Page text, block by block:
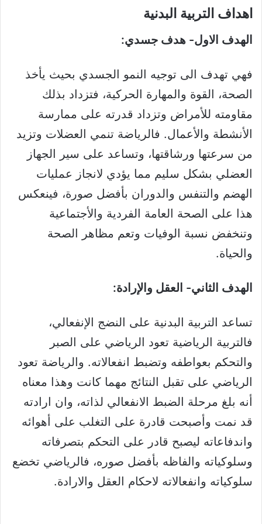
اهداف التربية البدنية​
الهدف الاول- هدف جسدي:
فهي تهدف الى توجيه النمو الجسدي بحيث يأخذ
الصحة، القوة والمهارة الحركية، فتزداد بذلك
مقاومته للأمراض وتزداد قدرته على ممارسة
الأنشطة والأعمال. فالرياضة تنمي العضلات وتزيد
من سرعتها ورشاقتها، وتساعد على سير الجهاز
العضلي بشكل سليم مما يؤدي لانجاز عمليات
الهضم والتنفس والدوران بأفضل صورة، فينعكس
هذا على الصحة العامة الفردية والأجتماعية
وتنخفض نسبة الوفيات وتعم مظاهر الصحة
والحياة.
الهدف الثاني- العقل والإرادة:
تساعد التربية البدنية على النضج الإنفعالي،
فالتربية الرياضية تعود الرياضي على الصبر
والتحكم بعواطفه وتضبط انفعالاته. والرياضة تعود
الرياضي على تقبل النتائج مهما كانت وهذا معناه
أنه بلغ مرحلة الضبط الانفعالي لذاته، وان ارادته
قد نمت وأصبحت قادرة على التغلب على أهوائه
واندفاعاته ليصبح قادر على التحكم بتصرفاته
وسلوكياته والفاظه بأفضل صوره، فالرياضي تخضع
سلوكياته وانفعالاته لاحكام العقل والارادة.